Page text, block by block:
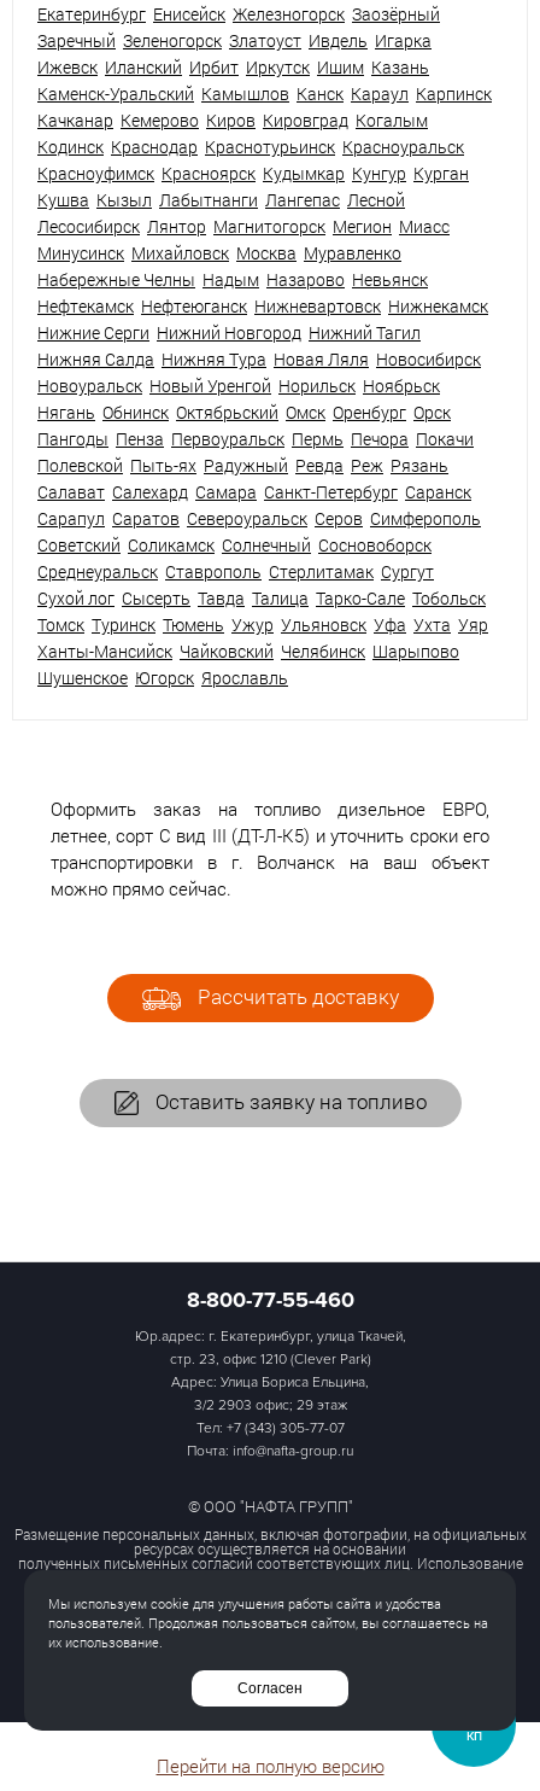
Екатеринбург Енисейск Железногорск Заозёрный
Заречный Зеленогорск Златоуст Ивдель Игарка
Ижевск Иланский Ирбит Иркутск Ишим Казань
Каменск-Уральский Камышлов Канск Караул Карпинск
Качканар Кемерово Киров Кировград Когалым
Кодинск Краснодар Краснотурьинск Красноуральск
Красноуфимск Красноярск Кудымкар Кунгур Курган
Кушва Кызыл Лабытнанги Лангепас Лесной
Лесосибирск Лянтор Магнитогорск Мегион Миасс
Минусинск Михайловск Москва Муравленко
Набережные Челны Надым Назарово Невьянск
Нефтекамск Нефтеюганск Нижневартовск Нижнекамск
Нижние Серги Нижний Новгород Нижний Тагил
Нижняя Салда Нижняя Тура Новая Ляля Новосибирск
Новоуральск Новый Уренгой Норильск Ноябрьск
Нягань Обнинск Октябрьский Омск Оренбург Орск
Пангоды Пенза Первоуральск Пермь Печора Покачи
Полевской Пыть-ях Радужный Ревда Реж Рязань
Салават Салехард Самара Санкт-Петербург Саранск
Сарапул Саратов Североуральск Серов Симферополь
Советский Соликамск Солнечный Сосновоборск
Среднеуральск Ставрополь Стерлитамак Сургут
Сухой лог Сысерть Тавда Талица Тарко-Сале Тобольск
Томск Туринск Тюмень Ужур Ульяновск Уфа Ухта Уяр
Ханты-Мансийск Чайковский Челябинск Шарыпово
Шушенское Югорск Ярославль
Оформить заказ на топливо дизельное ЕВРО,
летнее, сорт С вид III (ДТ-Л-К5) и уточнить сроки его
транспортировки в г. Волчанск на ваш объект
можно прямо сейчас.
Рассчитать доставку
Оставить заявку на топливо
8-800-77-55-460
Юр.адрес: г. Екатеринбург, улица Ткачей,
стр. 23, офис 1210 (Clever Park)
Адрес: Улица Бориса Ельцина,
3/2 2903 офис; 29 этаж
Тел: +7 (343) 305-77-07
Почта: info@nafta-group.ru
© ООО "НАФТА ГРУПП"
Размещение персональных данных, включая фотографии, на официальных
ресурсах осуществляется на основании
полученных письменных согласий соответствующих лиц. Использование
Политика обработки персональных данных
Согласие на обработку персональных данных
Перейти на полную версию
КП
Мы используем cookie для улучшения работы сайта и удобства
пользователей. Продолжая пользоваться сайтом, вы соглашаетесь на
их использование.
Согласен